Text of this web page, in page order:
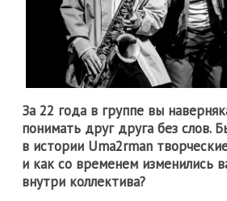
За 22 года в группе вы
понимать друг друга без слов.
в истории Uma2rman
и как со временем изменились
внутри коллектива?